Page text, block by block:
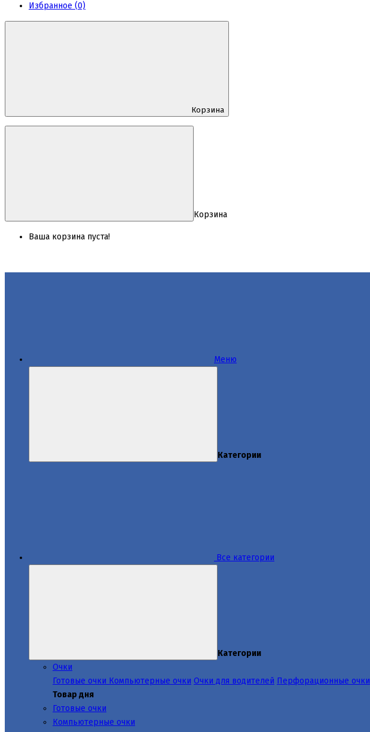
Избранное (0)
Корзина
Корзина
Ваша корзина пуста!
Меню
Категории
Все категории
Категории
Очки
Готовые очки Компьютерные очки Очки для водителей Перфорационные очки
Товар дня
Готовые очки
Компьютерные очки